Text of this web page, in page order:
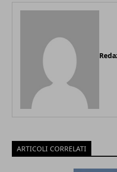
ARTICOLI CORRELATI